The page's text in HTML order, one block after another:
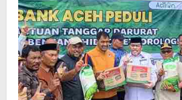
Jabi-
Jabi